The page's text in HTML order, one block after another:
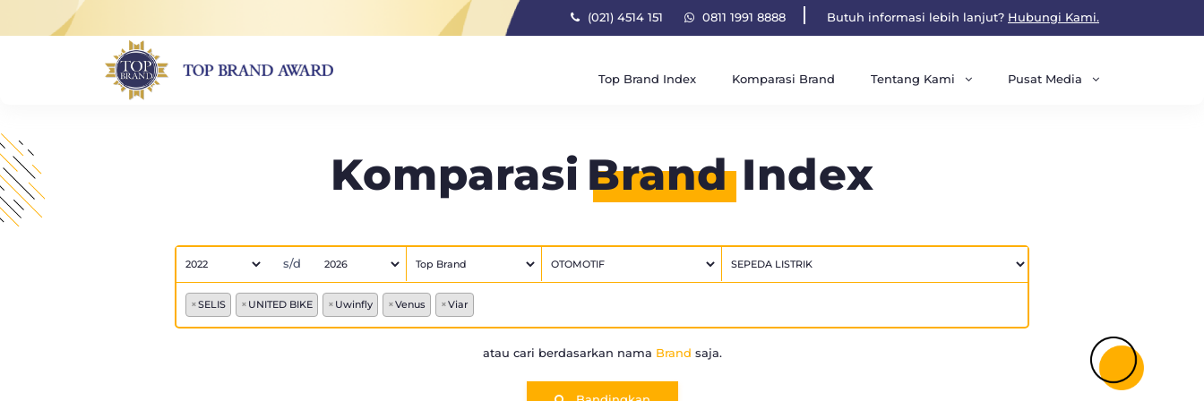
(021) 4514 151 0811 1991 8888 Butuh informasi lebih lanjut? Hubungi Kami.
Top Brand Index Komparasi Brand Tentang Kami Pusat Media
Komparasi Brand Index
s/d
×SELIS × UNITED BIKE × Uwinfly ×Venus ×Viar
atau cari berdasarkan nama Brand saja.